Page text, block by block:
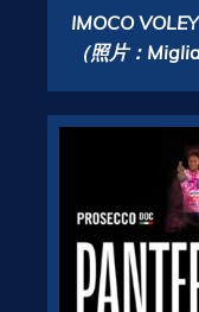
IMOCO
（照片：